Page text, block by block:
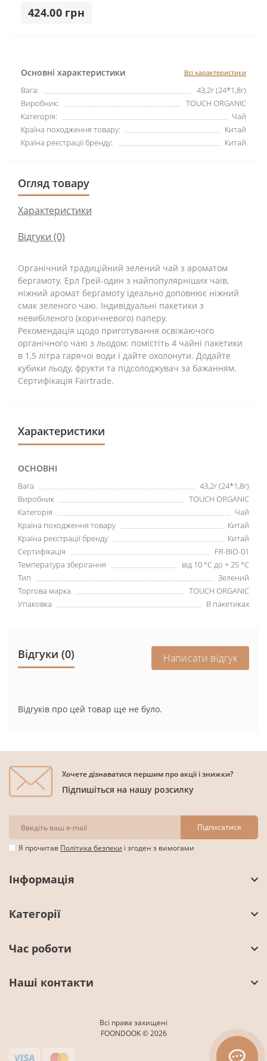
424.00 грн
Основні характеристики Всі характеристики
Вага:
43,2г (24*1,8г)
Виробник:
TOUCH ORGANIC
Категорія:
Чай
Країна походження товару:
Китай
Країна реєстрації бренду:
Китай
Огляд товару
Характеристики
Відгуки (0)
Органічний традиційний зелений чай з ароматом
бергамоту. Ерл Грей-один з найпопулярніших чаїв,
ніжний аромат бергамоту ідеально доповнює ніжний
смак зеленого чаю. Індивідуальні пакетики з
невибіленого (коричневого) паперу.
Рекомендація щодо приготування освіжаючого
органічного чаю з льодом: помістіть 4 чайні пакетики
в 1,5 літра гарячої води і дайте охолонути. Додайте
кубики льоду, фрукти та підсолоджувач за бажанням.
Сертифікація Fairtrade.
Характеристики
ОСНОВНІ
Вага
43,2г (24*1,8г)
Виробник
TOUCH ORGANIC
Категорія
Чай
Країна походження товару
Китай
Країна реєстрації бренду
Китай
Сертифікація
FR-BIO-01
Температура зберігання
від 10 °С до + 25 °С
Тип
Зелений
Торгова марка
TOUCH ORGANIC
Упаковка
В пакетиках
Відгуки (0) Написати відгук
Відгуків про цей товар ще не було.
Хочете дізнаватися першим про акції і знижки?
Підпишіться на нашу розсилку
Підписатися
Я прочитав Політика безпеки і згоден з вимогами
Інформація
Категорії
Час роботи
Наші контакти
Всі права захищені
FOONDOOK © 2026